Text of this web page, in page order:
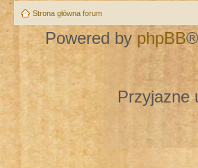
Strona główna forum
Powered by phpBB
Przyjazne